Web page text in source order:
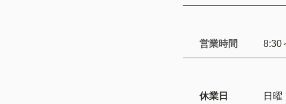
営業時間 ​8:30
休業日 日曜